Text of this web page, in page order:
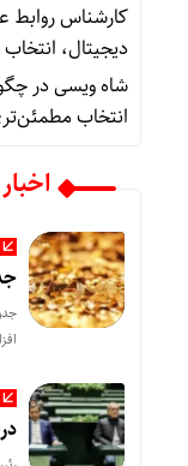
کارشناس روابط
دیجیتال،
شاه ویسیدر
انتخاب